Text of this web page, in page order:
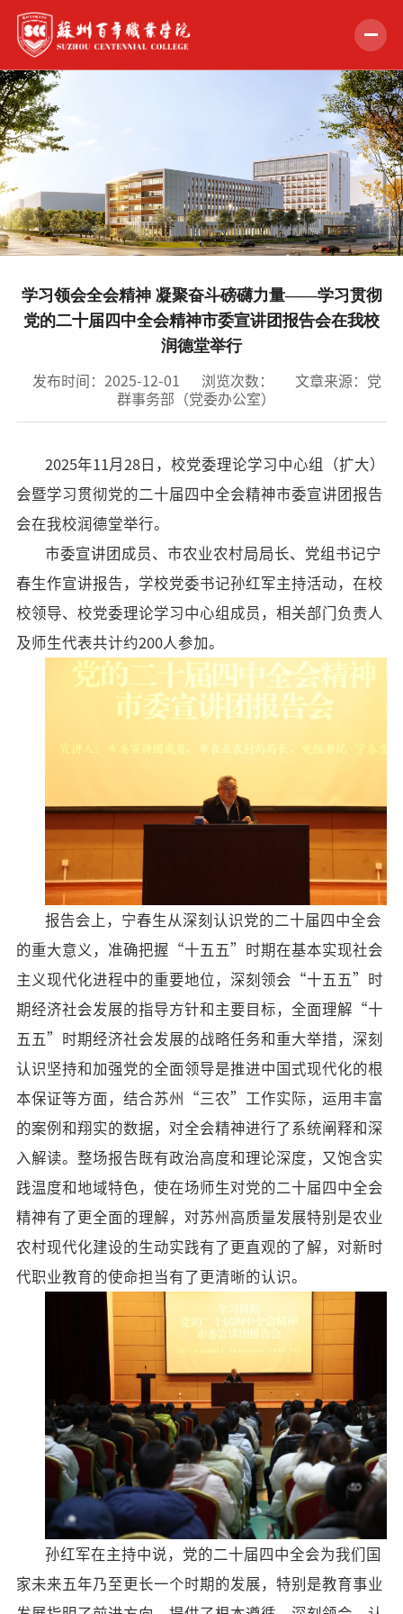
首页
组织机构
教学科研
学生服务
合作交流
人才招聘
我的门户 En 旧版
学习领会全会精神 凝聚奋斗磅礴力量——学习贯彻
党的二十届四中全会精神市委宣讲团报告会在我校
润德堂举行
发布时间：2025-12-01 浏览次数：
文章来源：党
群事务部（党委办公室）
2025年11 月 28日，校党委理论学习中心组（扩大）
会暨学习贯彻党的二十届四中全会精神市委宣讲团报告
会在我校润德堂举行。
市委宣讲团成员、市农业农村局局长、党组书记宁
春生作宣讲报告，学校党委书记孙红军主持活动，在校
校领导、校党委理论学习中心组成员，相关部门负责人
及师生代表共计约200人参加。
报告会上，宁春生从深刻认识党的二十届四中全会
的重大意义，准确把握“十五五”时期在基本实现社会
主义现代化进程中的重要地位，深刻领会“十五五”时
期经济社会发展的指导方针和主要目标，全面理解“十
五五”时期经济社会发展的战略任务和重大举措，深刻
认识坚持和加强党的全面领导是推进中国式现代化的根
本保证等方面，结合苏州“三农”工作实际，运用丰富
的案例和翔实的数据，对全会精神进行了系统阐释和深
入解读。整场报告既有政治高度和理论深度，又饱含实
践温度和地域特色，使在场师生对党的二十届四中全会
精神有了更全面的理解，对苏州高质量发展特别是农业
农村现代化建设的生动实践有了更直观的了解，对新时
代职业教育的使命担当有了更清晰的认识。
孙红军在主持中说，党的二十届四中全会为我们国
家未来五年乃至更长一个时期的发展，特别是教育事业